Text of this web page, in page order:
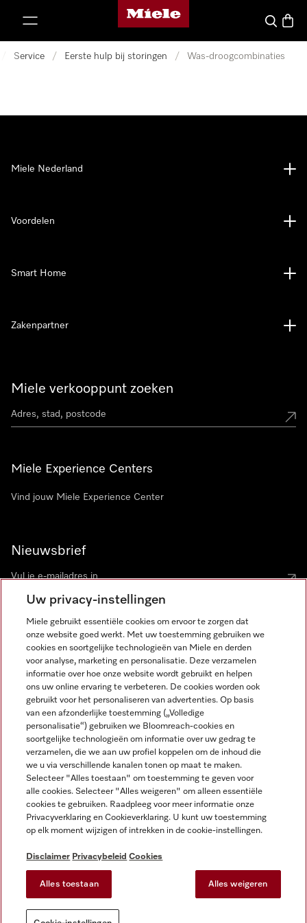
Homepage van Miele
Wat zoek
Service / Eerste hulp bij storingen / Was-droogcombinaties
Miele verkooppunt zoeken
Miele Experience Centers
Vind jouw Miele Experience Center
Nieuwsbrief
Miele Nederland
Voordelen
Smart Home
Zakenpartner
Disclaimer
Algemene voorwaarden en informatie
Privacybeleid
Gebruiksvoorwaarden
Toegankelijkheidsverklaring
Digital Services Act
Cookie-instellingen
Miele op Instagram
Miele op Facebook
Miele op Youtube
Uw privacy-instellingen
Miele gebruikt essentiële cookies om ervoor te zorgen dat
onze website goed werkt. Met uw toestemming gebruiken we
cookies en soortgelijke technologieën van Miele en derden
voor analyse, marketing en personalisatie. Deze verzamelen
informatie over hoe onze website wordt gebruikt en helpen
ons uw online ervaring te verbeteren. De cookies worden ook
gebruikt voor het personaliseren van advertenties. Op basis
van een afzonderlijke toestemming („Volledige
personalisatie“) gebruiken we Bloomreach-cookies en
soortgelijke technologieën om informatie over uw gedrag te
verzamelen, die we aan uw profiel koppelen om de inhoud die
we u via verschillende kanalen tonen op maat te maken.
Selecteer "Alles toestaan" om toestemming te geven voor
alle cookies. Selecteer "Alles weigeren" om alleen essentiële
cookies te gebruiken. Raadpleeg voor meer informatie onze
Privacyverklaring en Cookieverklaring. U kunt uw toestemming
op elk moment wijzigen of intrekken in de cookie-instellingen.
Disclaimer Privacybeleid Cookies
Alles toestaan Alles weigeren